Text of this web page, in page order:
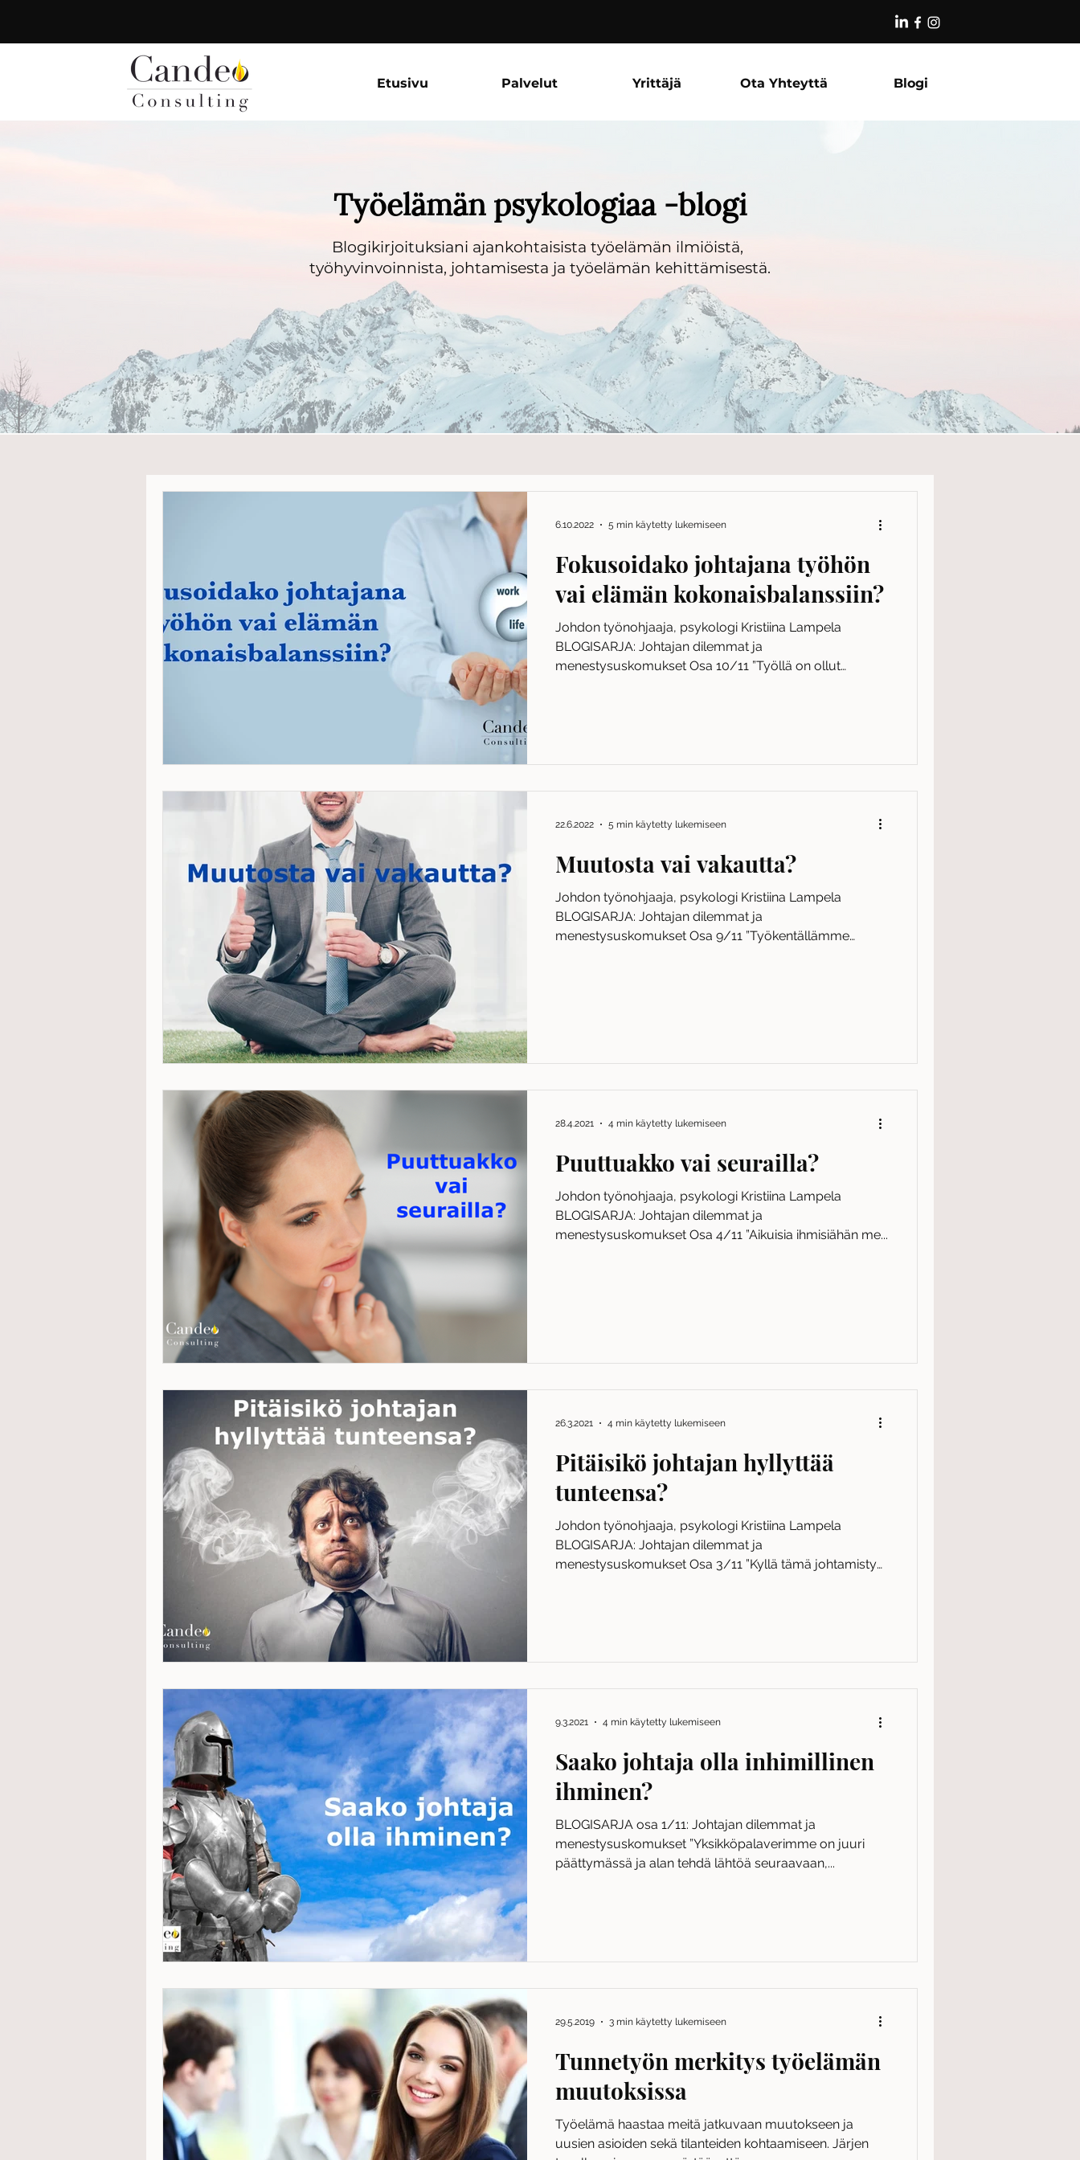
Etusivu Palvelut Yrittäjä Ota Yhteyttä Blogi
Työelämän psykologiaa -blogi
Blogikirjoituksiani ajankohtaisista työelämän ilmiöistä,
työhyvinvoinnista, johtamisesta ja työelämän kehittämisestä.
Fokusoidako johtajana työhön
vai elämän kokonaisbalanssiin?
Johdon työnohjaaja, psykologi Kristiina Lampela
BLOGISARJA: Johtajan dilemmat ja
menestysuskomukset Osa 10/11 ”Työllä on ollut
6.10.2022 5 min käytetty lukemiseen
Muutosta vai vakautta?
Johdon työnohjaaja, psykologi Kristiina Lampela
BLOGISARJA: Johtajan dilemmat ja
menestysuskomukset Osa 9/11 ”Työkentällämme
22.6.2022 5 min käytetty lukemiseen
Puuttuakko vai seurailla?
Johdon työnohjaaja, psykologi Kristiina Lampela
BLOGISARJA: Johtajan dilemmat ja
menestysuskomukset Osa 4/11 ”Aikuisia ihmisiähän me...
28.4.2021 4 min käytetty lukemiseen
Pitäisikö johtajan hyllyttää
tunteensa?
Johdon työnohjaaja, psykologi Kristiina Lampela
BLOGISARJA: Johtajan dilemmat ja
menestysuskomukset Osa 3/11 ”Kyllä tämä johtamistyö
26.3.2021 4 min käytetty lukemiseen
Saako johtaja olla inhimillinen
ihminen?
BLOGISARJA osa 1/11: Johtajan dilemmat ja
menestysuskomukset ”Yksikköpalaverimme on juuri
päättymässä ja alan tehdä lähtöä seuraavaan,...
9.3.2021 4 min käytetty lukemiseen
Tunnetyön merkitys työelämän
muutoksissa
Työelämä haastaa meitä jatkuvaan muutokseen ja
uusien asioiden sekä tilanteiden kohtaamiseen. Järjen
29.5.2019 3 min käytetty lukemiseen